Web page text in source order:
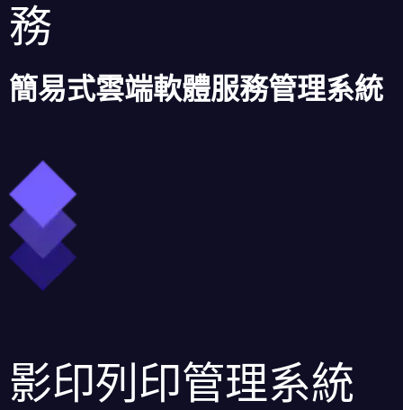
務
簡易式雲端軟體服務管理系統
影印列印管理系統